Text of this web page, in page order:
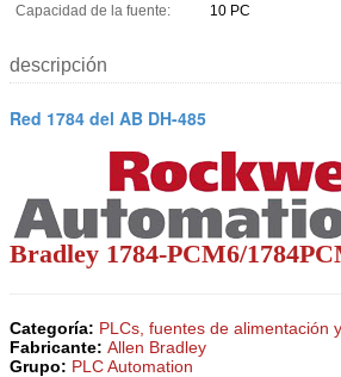
Capacidad de la fuente:
10 PC
descripción
Red 1784 del AB DH-485
Bradley 1784-PCM6/
Categoría: PLCs, fuentes de alimentación
Fabricante: Allen Bradley
Grupo: PLC Automation